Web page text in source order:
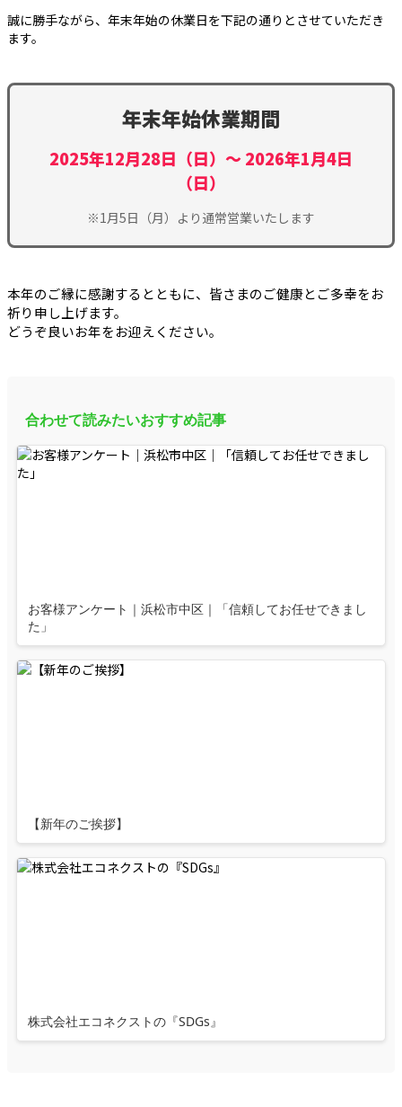
誠に勝手ながら、年末年始の休業日を下記の通りとさせていただき
ます。
年末年始休業期間
2025年12月28日（日）〜 2026年1月4日
（日）
※1月5日（月）より通常営業いたします
本年のご縁に感謝するとともに、皆さまのご健康とご多幸をお
祈り申し上げます。
どうぞ良いお年をお迎えください。
合わせて読みたいおすすめ記事
お客様アンケート｜浜松市中区｜「信頼してお任せできまし
た」
【新年のご挨拶】
株式会社エコネクストの『SDGs』